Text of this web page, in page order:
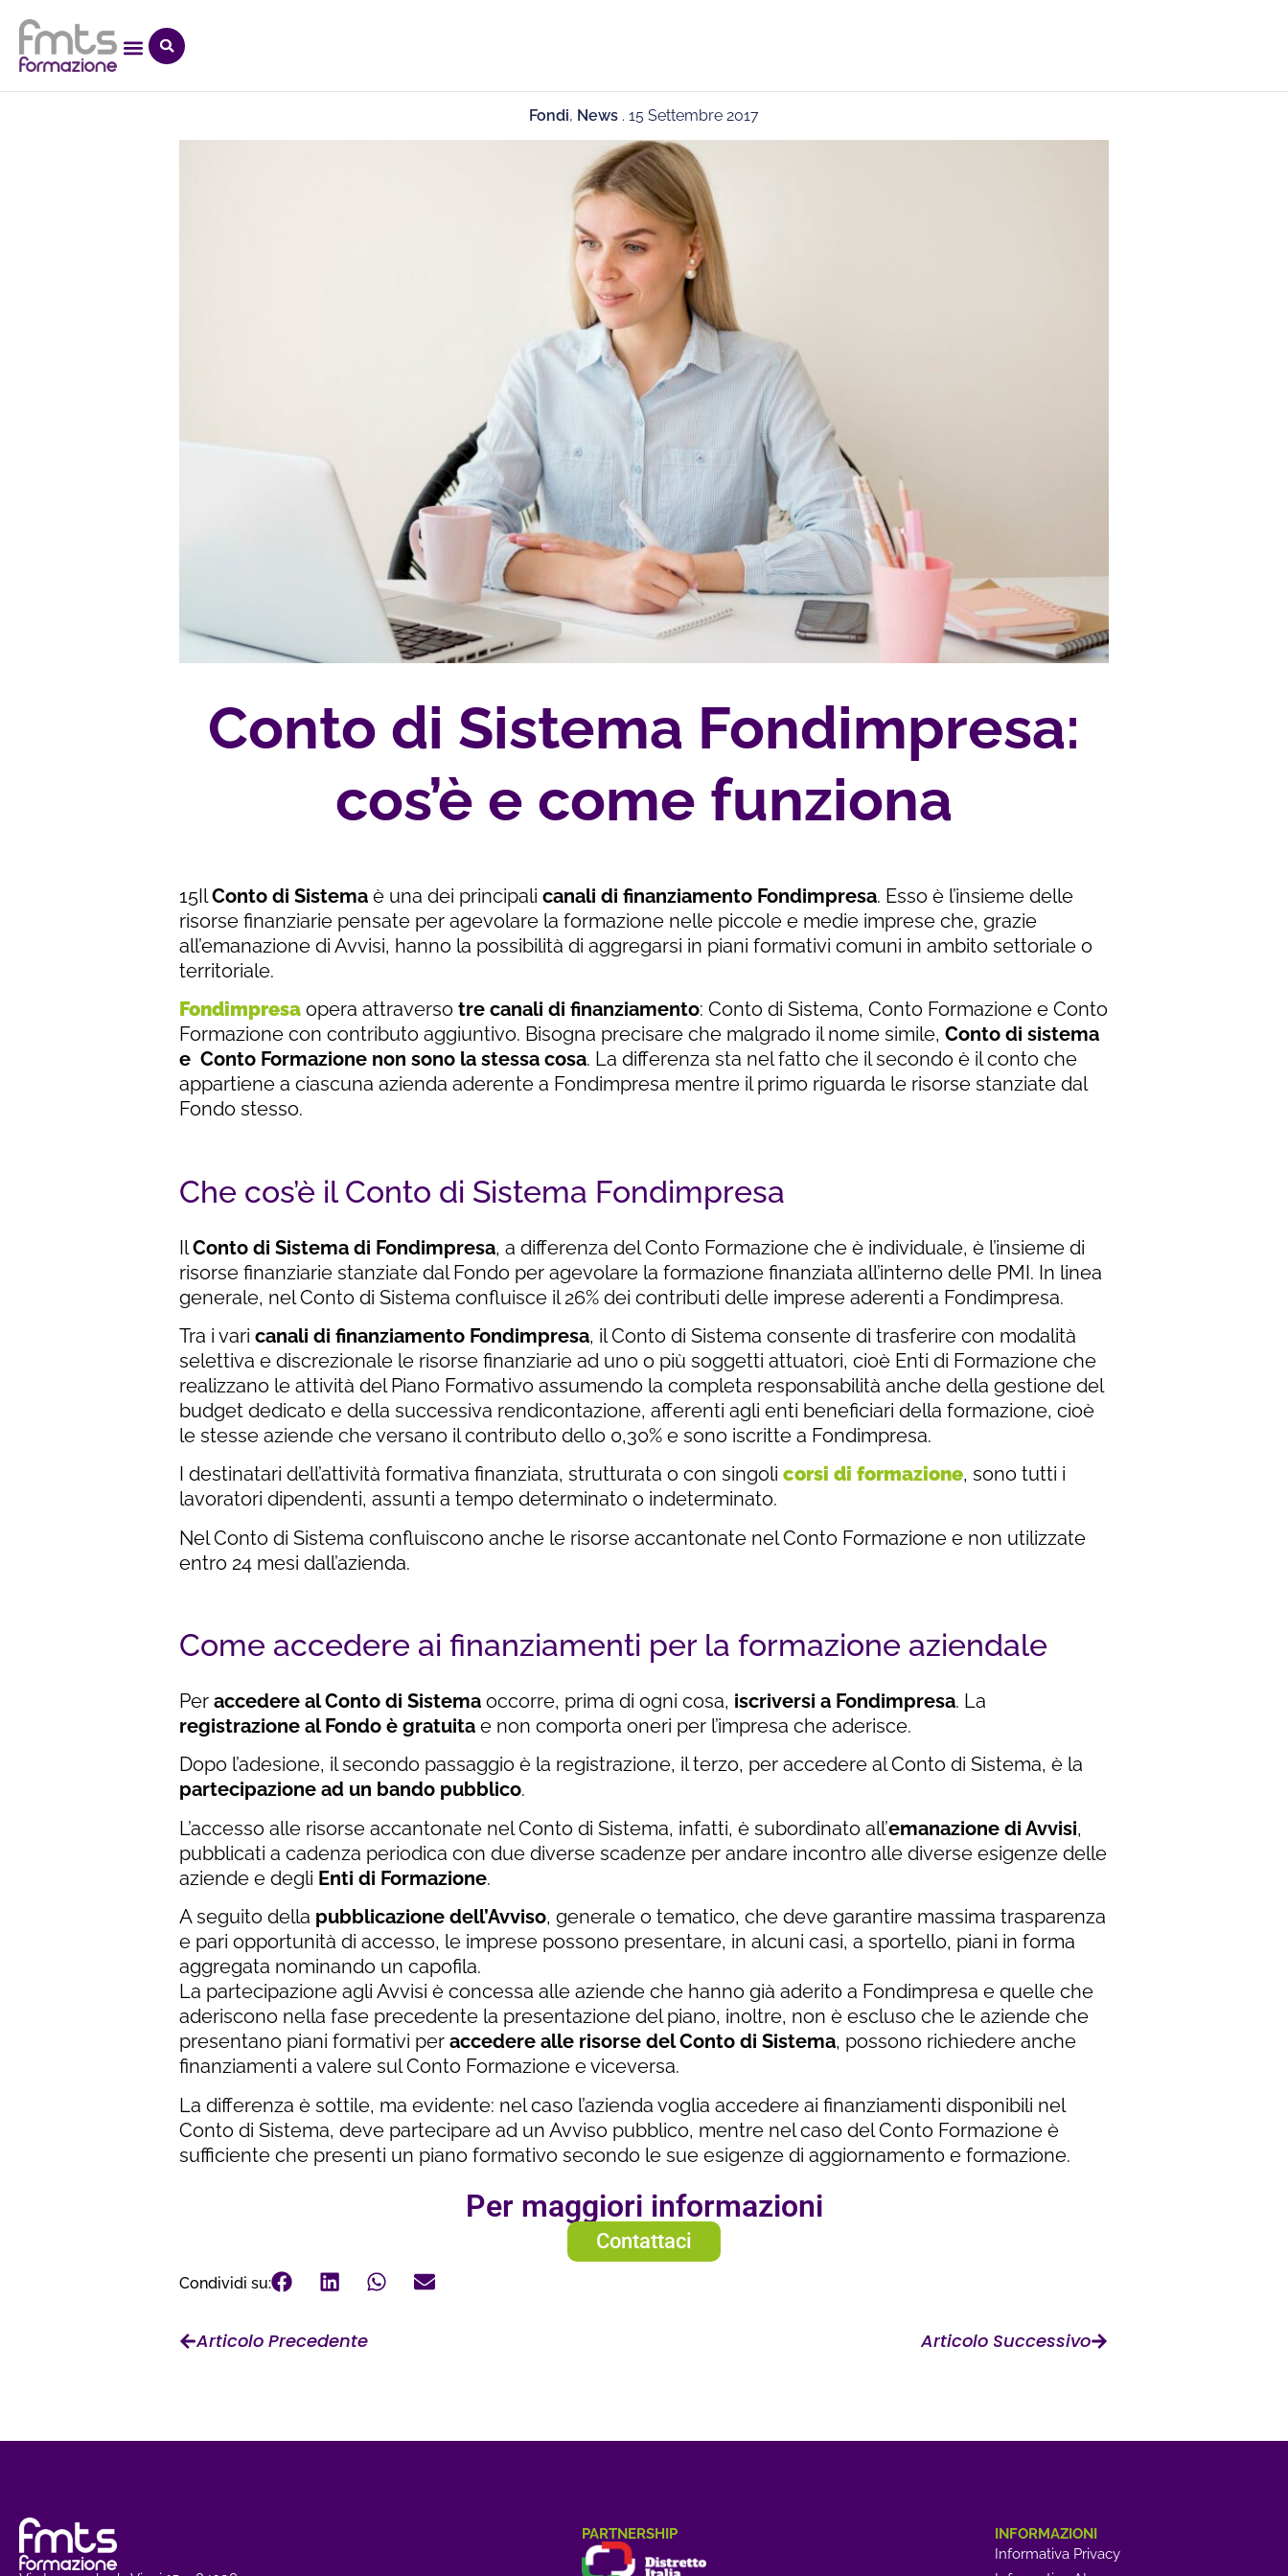
Fondi, News . 15 Settembre 2017
Conto di Sistema Fondimpresa:
cos’è e come funziona
15IlConto di Sistema è una dei principali canali di finanziamento Fondimpresa. Esso è l’insieme delle
risorse finanziarie pensate per agevolare la formazione nelle piccole e medie imprese che, grazie
all’emanazione di Avvisi, hanno la possibilità di aggregarsi in piani formativi comuni in ambito settoriale o
territoriale.
Fondimpresa opera attraverso tre canali di finanziamento: Conto di Sistema, Conto Formazione e Conto
Formazione con contributo aggiuntivo. Bisogna precisare che malgrado il nome simile, Conto di sistema
e Conto Formazione non sono la stessa cosa. La differenza sta nel fatto che il secondo è il conto che
appartiene a ciascuna azienda aderente a Fondimpresa mentre il primo riguarda le risorse stanziate dal
Fondo stesso.
Che cos’è il Conto di Sistema Fondimpresa
IlConto di Sistema di Fondimpresa, a differenza del Conto Formazione che è individuale, è l’insieme di
risorse finanziarie stanziate dal Fondo per agevolare la formazione finanziata all’interno delle PMI. In linea
generale, nel Conto di Sistema confluisce il 26% dei contributi delle imprese aderenti a Fondimpresa.
Tra i vari canali di finanziamento Fondimpresa, il Conto di Sistema consente di trasferire con modalità
selettiva e discrezionale le risorse finanziarie ad uno o più soggetti attuatori, cioè Enti di Formazione che
realizzano le attività del Piano Formativo assumendo la completa responsabilità anche della gestione del
budget dedicato e della successiva rendicontazione, afferenti agli enti beneficiari della formazione, cioè
le stesse aziende che versano il contributo dello 0,30% e sono iscritte a Fondimpresa.
I destinatari dell’attività formativa finanziata, strutturata o con singoli corsi di formazione, sono tutti i
lavoratori dipendenti, assunti a tempo determinato o indeterminato.
Nel Conto di Sistema confluiscono anche le risorse accantonate nel Conto Formazione e non utilizzate
entro 24 mesi dall’azienda.
Come accedere ai finanziamenti per la formazione aziendale
Per accedere al Conto di Sistema occorre, prima di ogni cosa, iscriversi a Fondimpresa. La
registrazione al Fondo è gratuita e non comporta oneri per l’impresa che aderisce.
Dopo l’adesione, il secondo passaggio è la registrazione, il terzo, per accedere al Conto di Sistema, è la
partecipazione ad un bando pubblico.
L’accesso alle risorse accantonate nel Conto di Sistema, infatti, è subordinato all’emanazione di Avvisi,
pubblicati a cadenza periodica con due diverse scadenze per andare incontro alle diverse esigenze delle
aziende e degli Enti di Formazione.
A seguito della pubblicazione dell’Avviso, generale o tematico, che deve garantire massima trasparenza
e pari opportunità di accesso, le imprese possono presentare, in alcuni casi, a sportello, piani in forma
aggregata nominando un capofila.
La partecipazione agli Avvisi è concessa alle aziende che hanno già aderito a Fondimpresa e quelle che
aderiscono nella fase precedente la presentazione del piano, inoltre, non è escluso che le aziende che
presentano piani formativi per accedere alle risorse del Conto di Sistema, possono richiedere anche
finanziamenti a valere sul Conto Formazione e viceversa.
La differenza è sottile, ma evidente: nel caso l’azienda voglia accedere ai finanziamenti disponibili nel
Conto di Sistema, deve partecipare ad un Avviso pubblico, mentre nel caso del Conto Formazione è
sufficiente che presenti un piano formativo secondo le sue esigenze di aggiornamento e formazione.
Per maggiori informazioni
Contattaci
Condividi su:
Articolo Precedente Articolo Successivo
PARTNERSHIP
INFORMAZIONI
Informativa Privacy